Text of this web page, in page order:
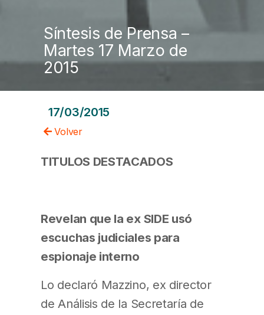
Síntesis de Prensa –
Martes 17 Marzo de
2015
17/03/2015
Volver
TITULOS DESTACADOS
Revelan que la ex SIDE usó
escuchas judiciales para
espionaje interno
Lo declaró Mazzino, ex director
de Análisis de la Secretaría de